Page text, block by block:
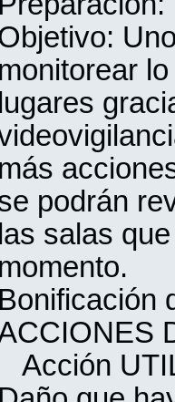
monitorear
lugares
más
podrán
las salas
momento.
Bonificación
Acción